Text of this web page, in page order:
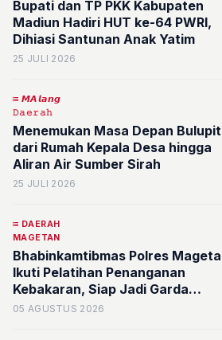
Bupati dan TP PKK Kabupaten
Madiun Hadiri HUT ke-64 PWRI,
Dihiasi Santunan Anak Yatim
25 JULI 2026
𝙈𝘼𝙡𝙖𝙣𝙜
𝙳𝚊𝚎𝚛𝚊𝚑
Menemukan Masa Depan
dari Rumah Kepala Desa hingga
Aliran Air Sumber Sirah
25 JULI 2026
DAERAH
MAGETAN
Bhabinkamtibmas Polres
Ikuti Pelatihan Penanganan
Kebakaran, Siap Jadi Garda
Terdepan di Desa
05 AGUSTUS 2026